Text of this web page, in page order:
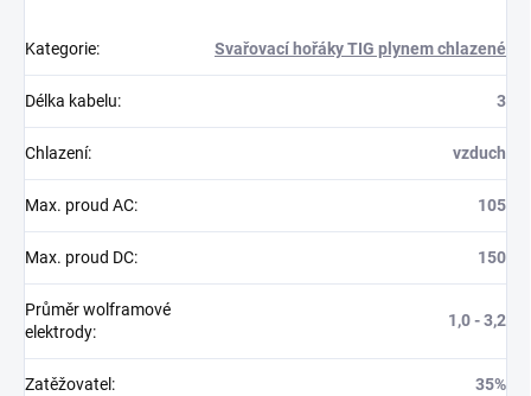
Kategorie: Svařovací hořáky TIG plynem chlazené
Délka kabelu: 3
Chlazení: vzduch
Max. proud AC: 105
Max. proud DC: 150
Průměr wolframové
elektrody:
1,0 - 3,2
Zatěžovatel : 35%